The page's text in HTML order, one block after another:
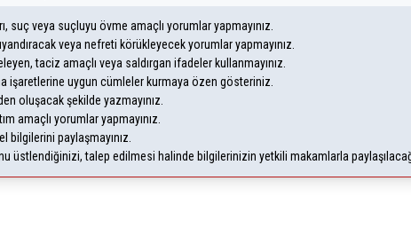
suç veya suçluyu övme amaçlı yorumlar yapmayınız.
veya nefreti körükleyecek yorumlar yapmayınız.
taciz amaçlı veya saldırgan ifadeler kullanmayınız.
işaretlerine uygun cümleler kurmaya özen gösteriniz.
oluşacak şekilde yazmayınız.
amaçlı yorumlar yapmayınız.
bilgilerini paylaşmayınız.
üstlendiğinizi, talep edilmesi halinde bilgilerinizin yetkili makamlarla